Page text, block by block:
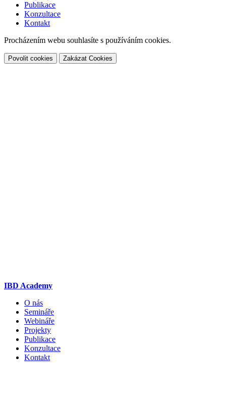
Publikace
Konzultace
Kontakt
Procházením webu souhlasíte s používáním cookies.
Povolit cookies Zakázat Cookies
IBD Academy
O nás
Semináře
Webináře
Projekty
Publikace
Konzultace
Kontakt